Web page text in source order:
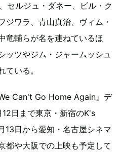
セルジュ・ダネー、ビル・ク
ジワラ、青山真治、ヴィム・
竜輔らが名を連ねているほ
ッツやジム・ジャームッシュ
いる。
Can't Go Home Again』デ
日まで東京・新宿のK's
13日から愛知・名古屋シネマ
都や大阪での上映も予定して